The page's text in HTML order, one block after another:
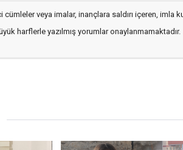
veya imalar, inançlara saldırı içeren, imla
harflerle yazılmış yorumlar onaylanmamaktadır.